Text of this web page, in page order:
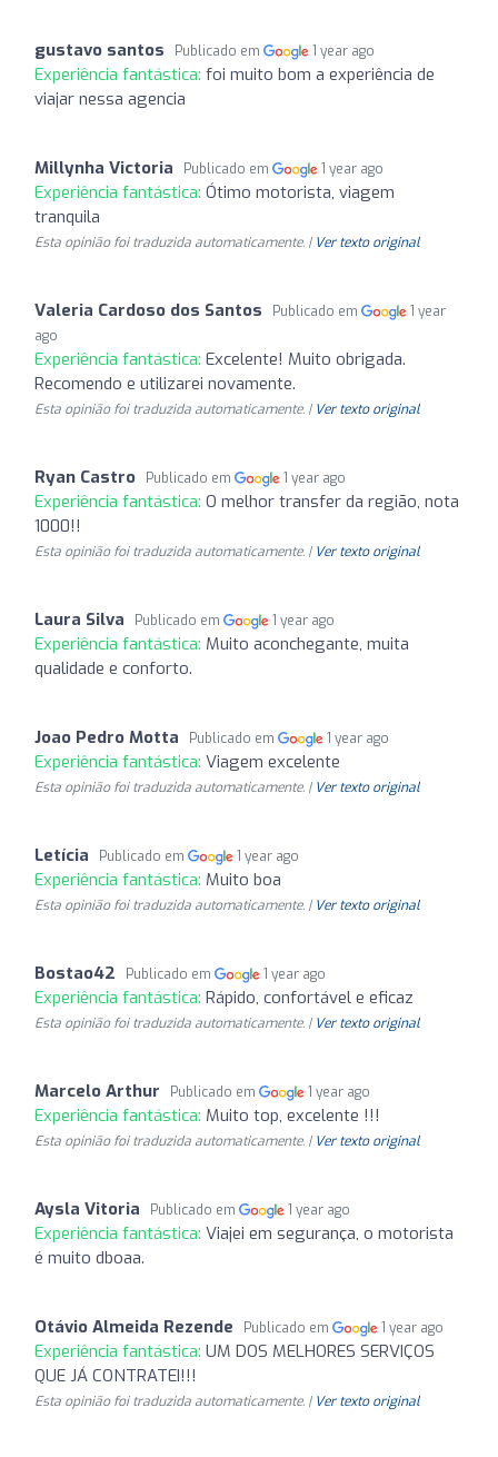
gustavo santos Publicado em 1 year ago
Experiência fantástica: foi muito bom a experiência de
viajar nessa agencia
Millynha Victoria Publicado em 1 year ago
Experiência fantástica: Ótimo motorista, viagem
tranquila
Esta opinião foi traduzida automaticamente. | Ver texto original
Valeria Cardoso dos Santos Publicado em
1 year
ago
Experiência fantástica: Excelente! Muito obrigada.
Recomendo e utilizarei novamente.
Esta opinião foi traduzida automaticamente. | Ver texto original
Ryan Castro Publicado em 1 year ago
Experiência fantástica: O melhor transfer da região, nota
1000!!
Esta opinião foi traduzida automaticamente. | Ver texto original
Laura Silva Publicado em 1 year ago
Experiência fantástica: Muito aconchegante, muita
qualidade e conforto.
Joao Pedro Motta Publicado em 1 year ago
Experiência fantástica: Viagem excelente
Esta opinião foi traduzida automaticamente. | Ver texto original
Letícia Publicado em 1 year ago
Experiência fantástica: Muito boa
Esta opinião foi traduzida automaticamente. | Ver texto original
Bostao42 Publicado em 1 year ago
Experiência fantástica: Rápido, confortável e eficaz
Esta opinião foi traduzida automaticamente. | Ver texto original
Marcelo Arthur Publicado em 1 year ago
Experiência fantástica: Muito top, excelente !!!
Esta opinião foi traduzida automaticamente. | Ver texto original
Aysla Vitoria Publicado em 1 year ago
Experiência fantástica: Viajei em segurança, o motorista
é muito dboaa.
Otávio Almeida Rezende Publicado em 1 year ago
Experiência fantástica: UM DOS MELHORES SERVIÇOS
QUE JÁ CONTRATEI!!!
Esta opinião foi traduzida automaticamente. | Ver texto original